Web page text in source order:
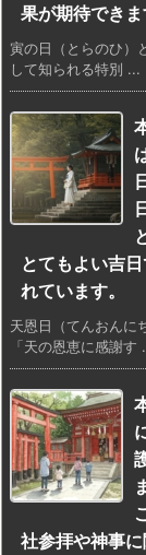
果が期待できま
寅の日（とらのひ）
して知られる特別 ...
とてもよい吉
れています。
天恩日（てんおんに
「天の恩恵に感謝す
社参拝や神事